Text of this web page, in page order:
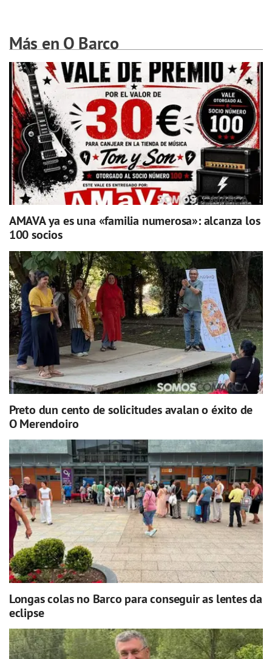
Más en O Barco
AMAVA ya es una «familia numerosa»: alcanza los
100 socios
Preto dun cento de solicitudes avalan o éxito de
O Merendoiro
Longas colas no Barco para conseguir as lentes da
eclipse